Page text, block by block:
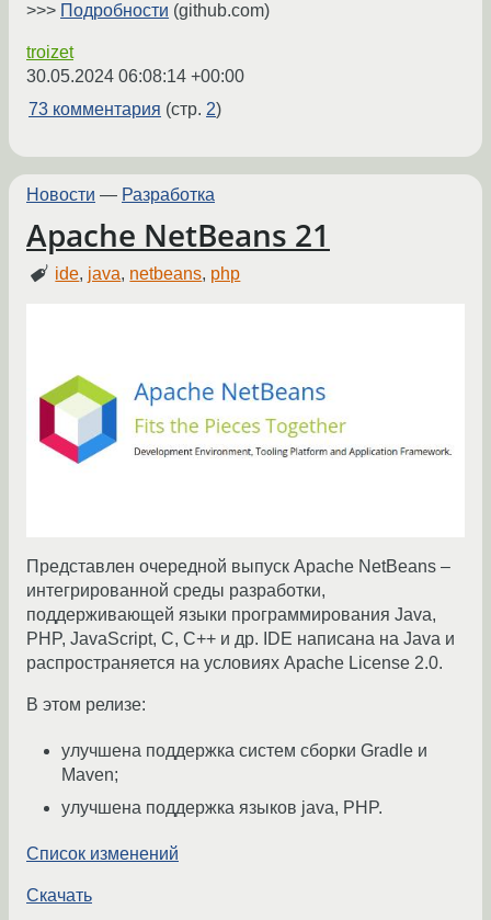
>>> Подробности (github.com)
troizet
30.05.2024 06:08:14 +00:00
73 комментария (стр. 2)
Новости — Разработка
Apache NetBeans 21
ide, java, netbeans, php
Представлен очередной выпуск Apache NetBeans –
интегрированной среды разработки,
поддерживающей языки программирования Java,
PHP, JavaScript, C, C++ и др. IDE написана на Java и
распространяется на условиях Apache License 2.0.
В этом релизе:
улучшена поддержка систем сборки Gradle и
Maven;
улучшена поддержка языков java, PHP.
Список изменений
Скачать